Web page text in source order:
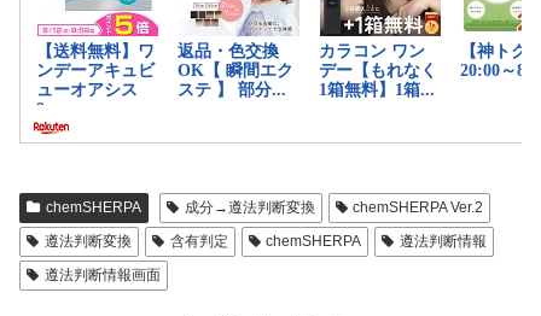
chemSHERPA 成分→遵法判断変換
chemSHERPA Ver.2
遵法判断変換
含有判定 chemSHERPA
遵法判断情報
遵法判断情報画面